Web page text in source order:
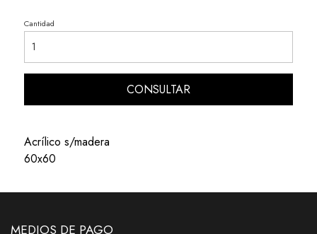
Cantidad
CONSULTAR
Acrílico s/madera
60x60
MEDIOS DE PAGO